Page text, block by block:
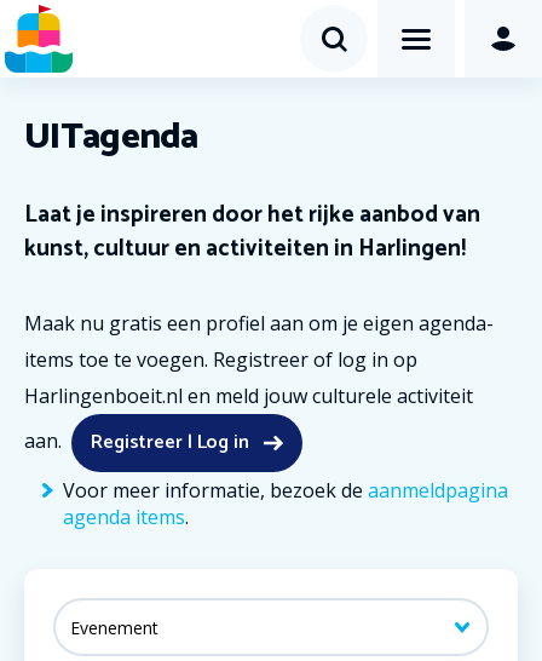
UITagenda
Laat je inspireren door het rijke aanbod van
kunst, cultuur en activiteiten in Harlingen!
Maak nu gratis een profiel aan om je eigen agenda-
items toe te voegen. Registreer of log in op
Harlingenboeit.nl en meld jouw culturele activiteit
aan.
Registreer | Log in
Voor meer informatie, bezoek de aanmeldpagina
agenda items.